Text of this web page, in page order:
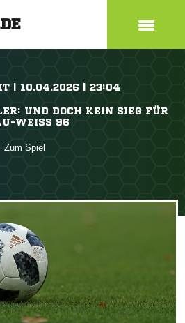
| 10.04.2026 | 23:04
UND DOCH KEIN SIEG FÜR
WEISS 96
Zum Spiel